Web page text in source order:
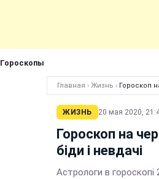
Гороскопы
Главная › Жизнь › Гороскоп
ЖИЗНЬ 20 мая 2020,
Гороскоп на
біди і невдачі
Астрологи в гороскопі